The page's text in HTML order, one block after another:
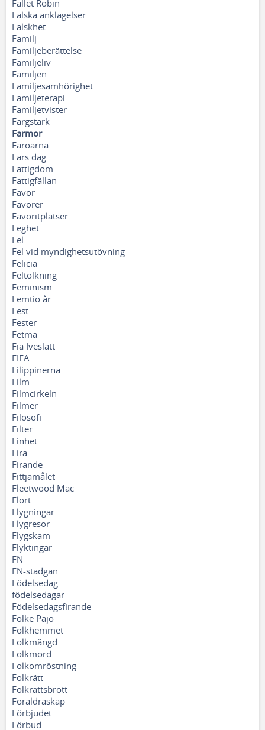
Fallet Robin
Falska anklagelser
Falskhet
Familj
Familjeberättelse
Familjeliv
Familjen
Familjesamhörighet
Familjeterapi
Familjetvister
Färgstark
Farmor
Färöarna
Fars dag
Fattigdom
Fattigfällan
Favör
Favörer
Favoritplatser
Feghet
Fel
Fel vid myndighetsutövning
Felicia
Feltolkning
Feminism
Femtio år
Fest
Fester
Fetma
Fia Iveslätt
FIFA
Filippinerna
Film
Filmcirkeln
Filmer
Filosofi
Filter
Finhet
Fira
Firande
Fittjamålet
Fleetwood Mac
Flört
Flygningar
Flygresor
Flygskam
Flyktingar
FN
FN-stadgan
Födelsedag
födelsedagar
Födelsedagsfirande
Folke Pajo
Folkhemmet
Folkmängd
Folkmord
Folkomröstning
Folkrätt
Folkrättsbrott
Föräldraskap
Förbjudet
Förbud